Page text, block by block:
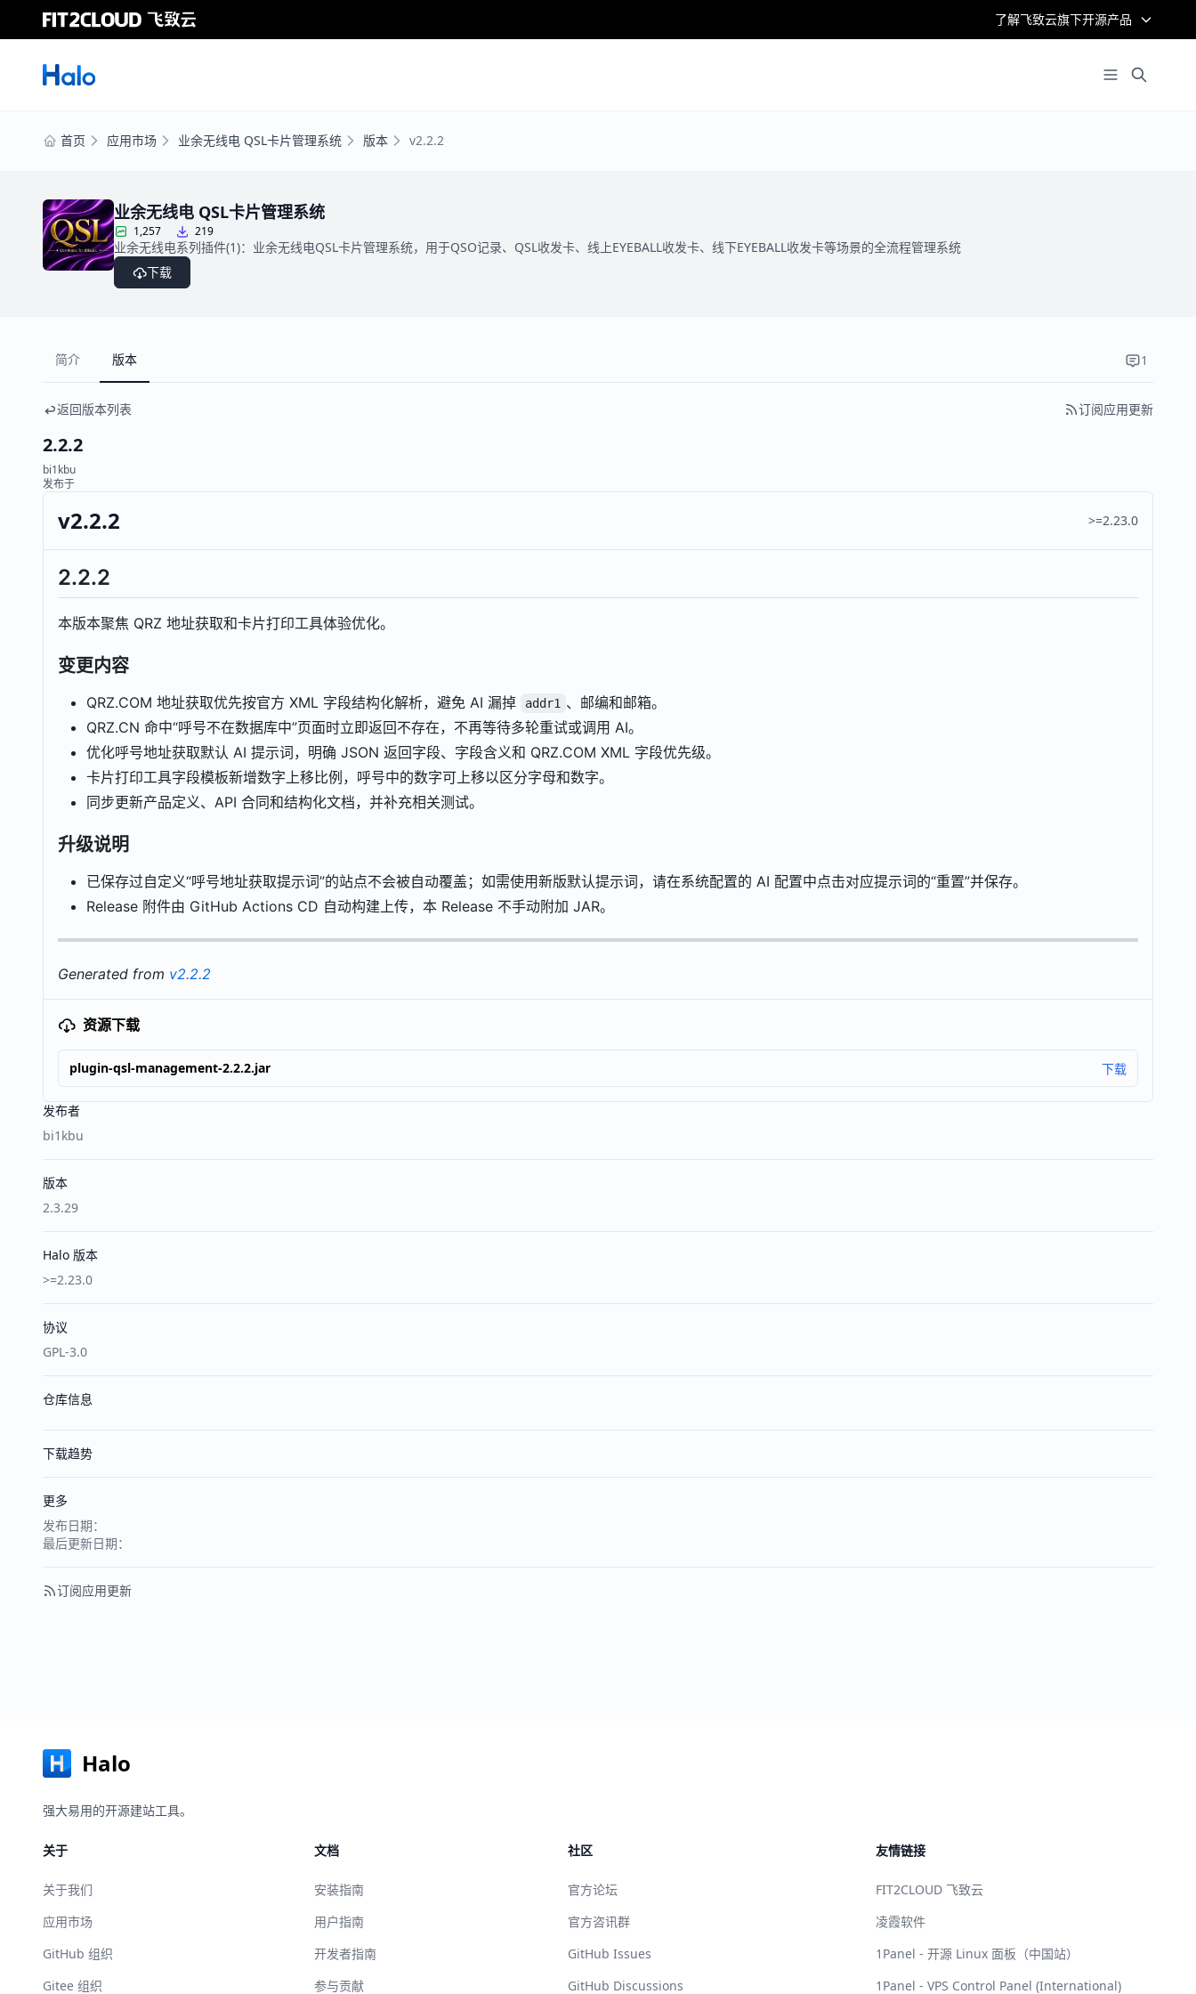
了解飞致云旗下开源产品
首页 应用市场 业余无线电 QSL卡片管理系统 版本 v2.2.2
业余无线电 QSL卡片管理系统
1,257 219
业余无线电系列插件(1)：业余无线电QSL卡片管理系统，用于QSO记录、QSL收发卡、线上EYEBALL收发卡、线下EYEBALL收发卡等场景的全流程管理系统
下载
发布者
bi1kbu
版本
2.3.29
Halo 版本
>=2.23.0
协议
GPL-3.0
仓库信息
下载趋势
更多
发布日期：
最后更新日期：
订阅应用更新
简介 版本 1
返回版本列表 订阅应用更新
2.2.2
bi1kbu
发布于
v2.2.2 >=2.23.0
2.2.2
本版本聚焦 QRZ 地址获取和卡片打印工具体验优化。
变更内容
QRZ.COM 地址获取优先按官方 XML 字段结构化解析，避免 AI 漏掉 addr1 、邮编和邮箱。
QRZ.CN 命中“呼号不在数据库中”页面时立即返回不存在，不再等待多轮重试或调用 AI。
优化呼号地址获取默认 AI 提示词，明确 JSON 返回字段、字段含义和 QRZ.COM XML 字段优先级。
卡片打印工具字段模板新增数字上移比例，呼号中的数字可上移以区分字母和数字。
同步更新产品定义、API 合同和结构化文档，并补充相关测试。
升级说明
已保存过自定义“呼号地址获取提示词”的站点不会被自动覆盖；如需使用新版默认提示词，请在系统配置的 AI 配置中点击对应提示词的“重置”并保存。
Release 附件由 GitHub Actions CD 自动构建上传，本 Release 不手动附加 JAR。
Generated from v2.2.2
资源下载
plugin-qsl-management-2.2.2.jar 下载
Halo
强大易用的开源建站工具。
关于
关于我们
应用市场
GitHub 组织
Gitee 组织
文档
安装指南
用户指南
开发者指南
参与贡献
社区
官方论坛
官方咨讯群
GitHub Issues
GitHub Discussions
友情链接
FIT2CLOUD 飞致云
凌霞软件
1Panel - 开源 Linux 面板（中国站）
1Panel - VPS Control Panel (International)